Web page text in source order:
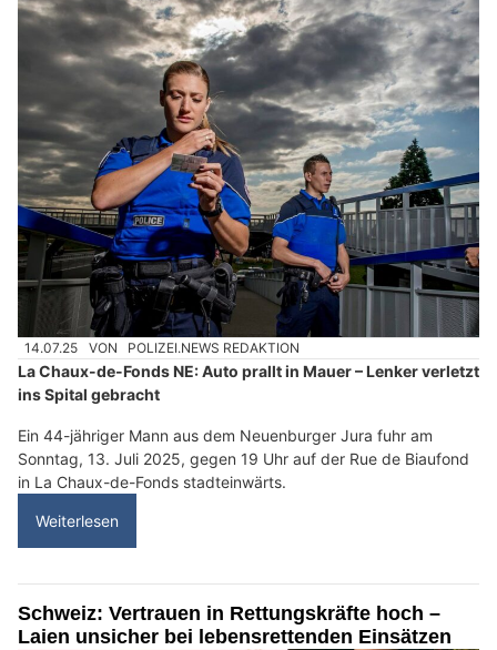
14.07.25 VON POLIZEI.NEWS REDAKTION
La Chaux-de-Fonds NE: Auto prallt in Mauer – Lenker verletzt
ins Spital gebracht
Ein 44-jähriger Mann aus dem Neuenburger Jura fuhr am
Sonntag, 13. Juli 2025, gegen 19 Uhr auf der Rue de Biaufond
in La Chaux-de-Fonds stadteinwärts.
Weiterlesen
Schweiz: Vertrauen in Rettungskräfte hoch –
Laien unsicher bei lebensrettenden Einsätzen